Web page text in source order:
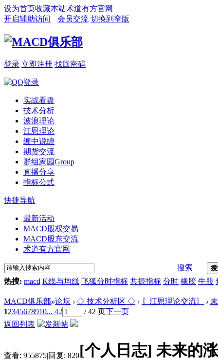
设为首页收藏本站术道有方官网
开启辅助访问
会员交流 切换到窄版
登录 立即注册 找回密码
实战看盘
技术分析
波浪理论
江恩理论
缠中说缠
期货交流
群组家园Group
直播分享
指标公式
快捷导航
最新活动
MACD股权交易
MACD股东交流
术道有方官网
搜索
热搜: macd K线与均线 飞狐分时指标 共振指标 分时 橡胶 牛股
MACD俱乐部»论坛 › ◇ 技术分析区 ◇ › 〖江恩理论交流〗 ›
12345678910... 42 / 42 页下一页
返回列表
查看: 955875|回复: 820[个人日志] 未来的